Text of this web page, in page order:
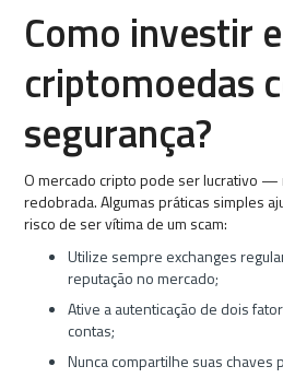
Como investir
criptomoedas
segurança?
O mercado cripto pode ser lucrativo —
redobrada. Algumas práticas simples
risco de ser vítima de um scam:
Utilize sempre exchanges
reputação no mercado;
Ative a autenticação de dois
contas;
Nunca compartilhe suas chaves